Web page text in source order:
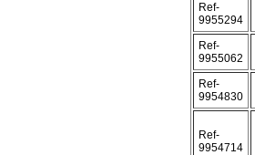
Ref-
9955294
Ref-
9955062
Ref-
9954830
Ref-
9954714